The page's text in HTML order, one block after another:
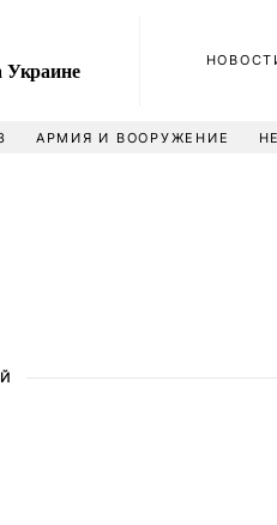
Украине
АРМИЯ И ВООРУЖЕНИЕ